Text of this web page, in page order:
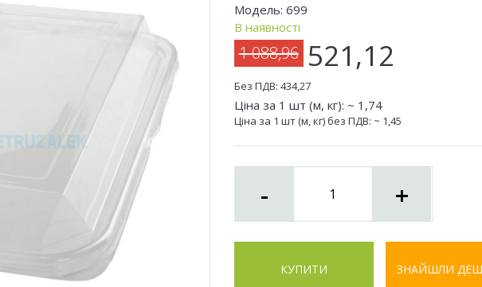
Модель: 699
В наявності
1 088,96 521,12
Без ПДВ: 434,27
Ціна за 1 шт (м, кг): ~ 1,74
Ціна за 1 шт (м, кг) без ПДВ: ~ 1,45
- +
КУПИТИ ЗНАЙШЛИ